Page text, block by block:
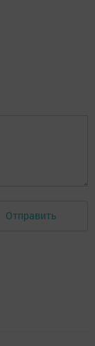
Отправить